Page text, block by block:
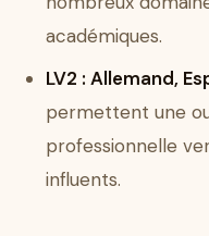
académiques.
LV2 : Allemand,
permettent une
professionnelle
influents.